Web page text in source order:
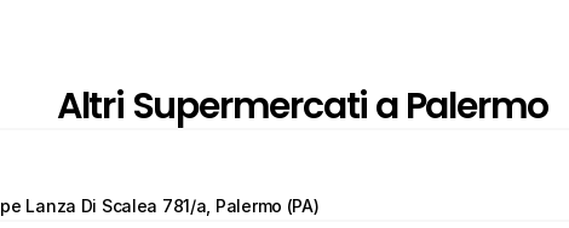
Altri Supermercati a Palermo
Lanza Di Scalea 781/a, Palermo (PA)